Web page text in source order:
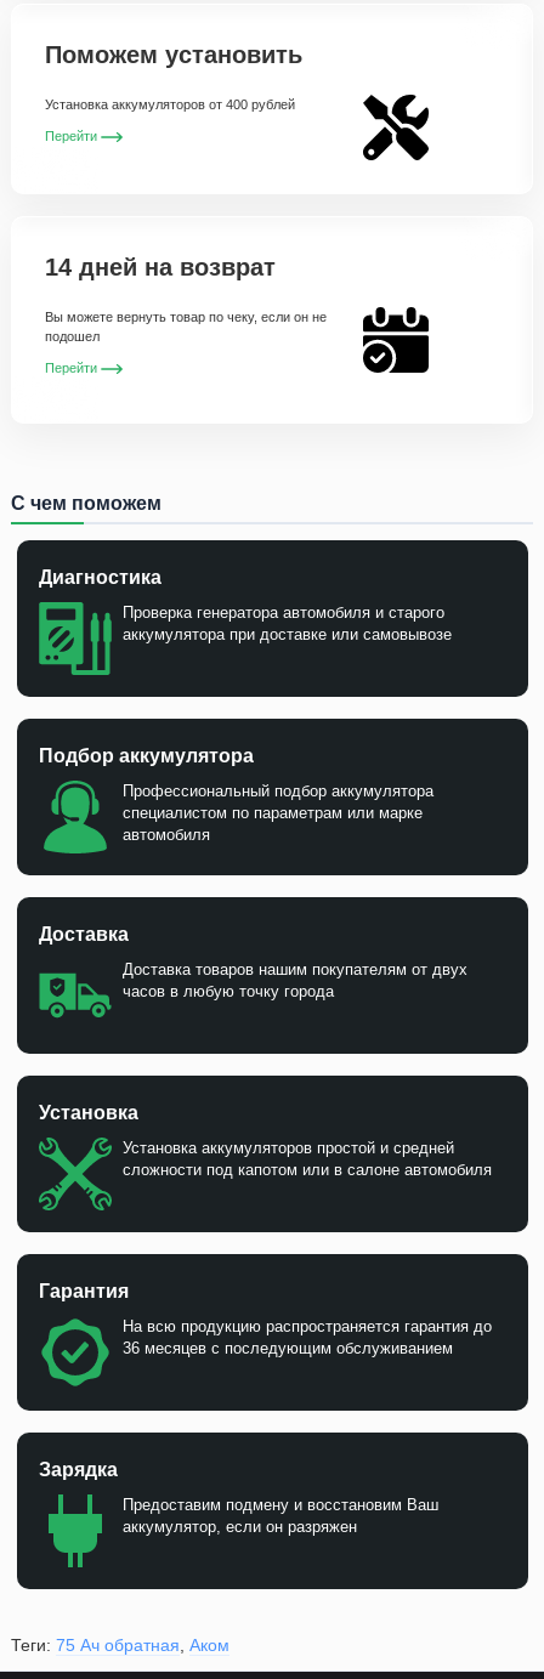
Поможем установить
Установка аккумуляторов от 400 рублей
Перейти
14 дней на возврат
Вы можете вернуть товар по чеку, если он не
подошел
Перейти
С чем поможем
Диагностика
Проверка генератора автомобиля и старого
аккумулятора при доставке или самовывозе
Подбор аккумулятора
Профессиональный подбор аккумулятора
специалистом по параметрам или марке
автомобиля
Доставка
Доставка товаров нашим покупателям от двух
часов в любую точку города
Установка
Установка аккумуляторов простой и средней
сложности под капотом или в салоне автомобиля
Гарантия
На всю продукцию распространяется гарантия до
36 месяцев с последующим обслуживанием
Зарядка
Предоставим подмену и восстановим Ваш
аккумулятор, если он разряжен
Теги: 75 Ач обратная Аком